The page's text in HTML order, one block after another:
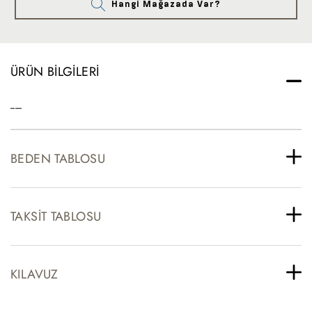
Hangi Mağazada Var?
ÜRÜN BILGILERI
-----
BEDEN TABLOSU
TAKSIT TABLOSU
KILAVUZ